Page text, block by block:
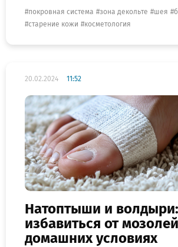
покровная система зона декольте шея
старение кожи
косметология
20.02.2024 11:52
Натоптыши и
избавиться от
домашних условиях